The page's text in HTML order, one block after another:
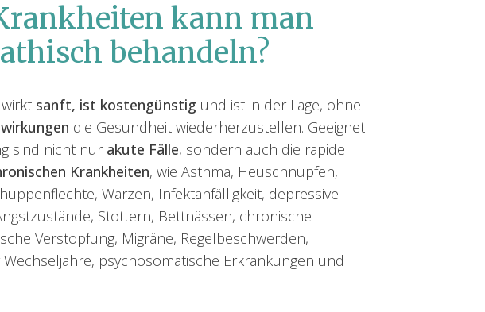
kann man
behandeln?
sanft, ist kostengünstig und ist in der Lage, ohne
die Gesundheit wiederherzustellen. Geeignet
sind nicht nur akute Fälle, sondern auch die rapide
Krankheiten, wie Asthma, Heuschnupfen,
Warzen, Infektanfälligkeit, depressive
Stottern, Bettnässen, chronische
Verstopfung, Migräne, Regelbeschwerden,
psychosomatische Erkrankungen und